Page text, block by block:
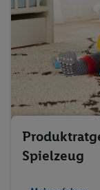
Spielzeug
Messung der
zur Auswahl
Liste der